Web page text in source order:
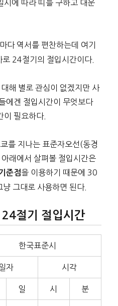
시에 따라 띠를 구하고 대운
다 역서를 편찬하는데 여기
24절기의 절입시간이다.
해 별로 관심이 없겠지만 사
에겐 절입시간이 무엇보다
이 필요하다.
를 지나는 표준자오선(동경
래에서 살펴볼 절입시간은
준점을 이용하기 때문에 30
그대로 사용하면 된다.
절기 절입시간
한국표준시
일자 시각
일 시 분